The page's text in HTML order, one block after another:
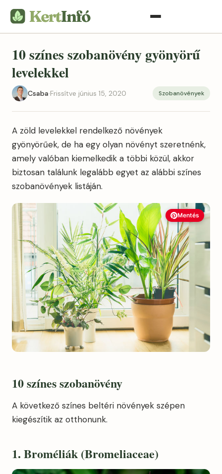
10 színes szobanövény gyönyörű
levelekkel
Csaba·Frissítve június 15, 2020 Szobanövények
A zöld levelekkel rendelkező növények
gyönyörűek, de ha egy olyan növényt szeretnénk,
amely valóban kiemelkedik a többi közül, akkor
biztosan találunk legalább egyet az alábbi színes
szobanövények listáján.
Mentés
10 színes szobanövény
A következő színes beltéri növények szépen
kiegészítik az otthonunk.
1. Broméliák (Bromeliaceae)